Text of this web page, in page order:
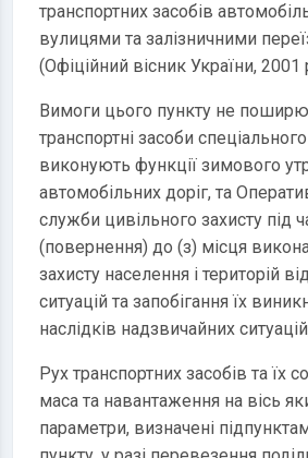
транспортних засобів
вулицями та залізничними
(Офіційний вісник України, 2001
Вимоги цього пункту не
транспортні засоби
виконують функції зимового
автомобільних доріг, та
служби цивільного захисту під
(повернення) до (з) місця
захисту населення і територій
ситуацій та запобігання їх
наслідків надзвичайних
Рух транспортних засобів та їх
маса та навантаження на вісь
параметри, визначені